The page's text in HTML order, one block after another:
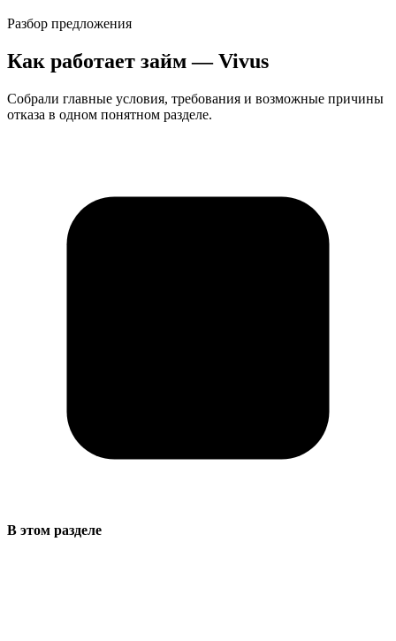
Разбор предложения
Как работает займ — Vivus
Собрали главные условия, требования и возможные причины
отказа в одном понятном разделе.
В этом разделе